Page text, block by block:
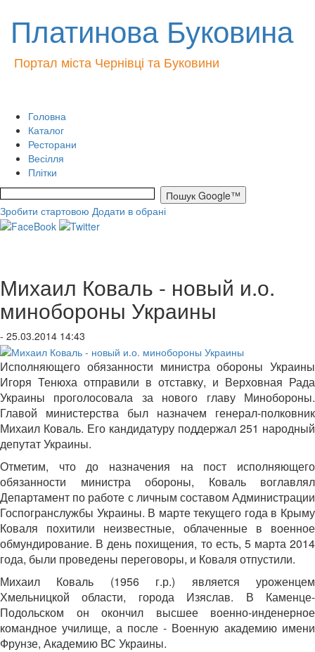
Платинова Буковина
Портал міста Чернівці та Буковини
Головна
Каталог
Ресторани
Весілля
Плітки
Зробити стартовою Додати в обрані
Михаил Коваль - новый и.о.
минобороны Украины
- 25.03.2014 14:43
Исполняющего обязанности министра обороны Украины
Игоря Тенюха отправили в отставку, и Верховная Рада
Украины проголосовала за нового главу Минобороны.
Главой министерства был назначем генерал-полковник
Михаил Коваль. Его кандидатуру поддержал 251 народный
депутат Украины.
Отметим, что до назначения на пост исполняющего
обязанности министра обороны, Коваль воглавлял
Департамент по работе с личным составом Администрации
Госпогранслужбы Украины. В марте текущего года в Крыму
Коваля похитили неизвестные, облаченные в военное
обмундирование. В день похищения, то есть, 5 марта 2014
года, были проведены переговоры, и Коваля отпустили.
Михаил Коваль (1956 г.р.) является уроженцем
Хмельницкой области, города Изяслав. В Каменце-
Подольском он окончил высшее военно-инденерное
командное училище, а после - Военную академию имени
Фрунзе, Академию ВС Украины.